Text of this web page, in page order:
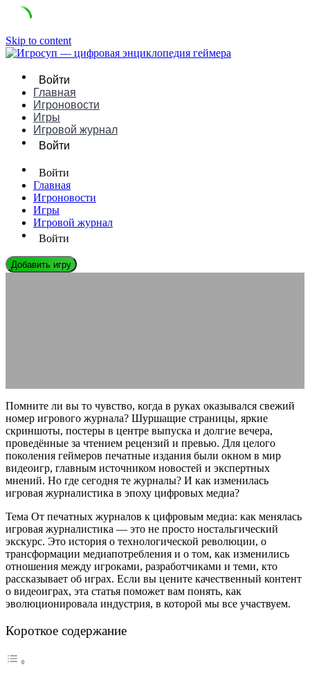
Skip to content
Войти
Главная
Игроновости
Игры
Игровой журнал
Войти
Войти
Главная
Игроновости
Игры
Игровой журнал
Войти
Добавить игру
Помните ли вы то чувство, когда в руках оказывался свежий
номер игрового журнала? Шуршащие страницы, яркие
скриншоты, постеры в центре выпуска и долгие вечера,
проведённые за чтением рецензий и превью. Для целого
поколения геймеров печатные издания были окном в мир
видеоигр, главным источником новостей и экспертных
мнений. Но где сегодня те журналы? И как изменилась
игровая журналистика в эпоху цифровых медиа?
Тема От печатных журналов к цифровым медиа: как менялась
игровая журналистика — это не просто ностальгический
экскурс. Это история о технологической революции, о
трансформации медиапотребления и о том, как изменились
отношения между игроками, разработчиками и теми, кто
рассказывает об играх. Если вы цените качественный контент
о видеоиграх, эта статья поможет вам понять, как
эволюционировала индустрия, в которой мы все участвуем.
Короткое содержание